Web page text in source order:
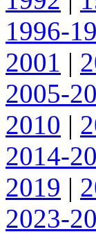
1996-
2001 |
2005-
2010 |
2014-
2019 |
2023-